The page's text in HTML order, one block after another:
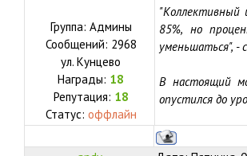
Группа: Админы
Сообщений: 2968
ул. Кунцево
Награды: 18
Репутация: 18
Статус: оффлайн
"Коллективный
85%, но
уменьшаться", -
В настоящий
опустился до